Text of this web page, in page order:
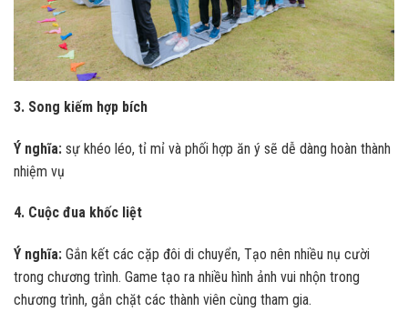
3. Song kiếm hợp bích
Ý nghĩa: sự khéo léo, tỉ mỉ và phối hợp ăn ý sẽ dễ dàng hoàn thành
nhiệm vụ
4. Cuộc đua khốc liệt
Ý nghĩa: Gắn kết các cặp đôi di chuyển, Tạo nên nhiều nụ cười
trong chương trình. Game tạo ra nhiều hình ảnh vui nhộn trong
chương trình, gắn chặt các thành viên cùng tham gia.